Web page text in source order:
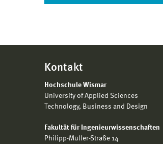
Kontakt
Hochschule Wismar
University of Applied Sciences
Technology, Business and Design
Fakultät für Ingenieurwissenschaften
Philipp-Müller-Straße 14